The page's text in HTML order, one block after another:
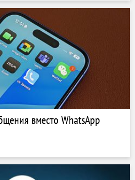
вместо WhatsApp